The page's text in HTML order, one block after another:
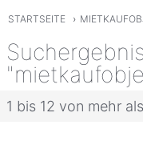
STARTSEITE ›
1 bis 12 von mehr